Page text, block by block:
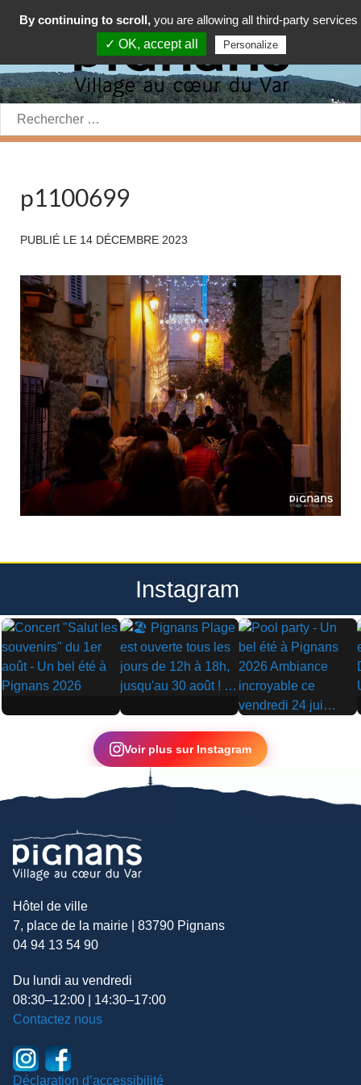
Rechercher:
p1100699
PUBLIÉ LE 14 DÉCEMBRE 2023
Instagram
▶ ▶
▶
Voir plus sur Instagram
Hôtel de ville
7, place de la mairie | 83790 Pignans
04 94 13 54 90
Du lundi au vendredi
08:30–12:00 | 14:30–17:00
Contactez nous
Déclaration d’accessibilité
By continuing to scroll, you are allowing all third-party services
✓ OK, accept all
Personalize